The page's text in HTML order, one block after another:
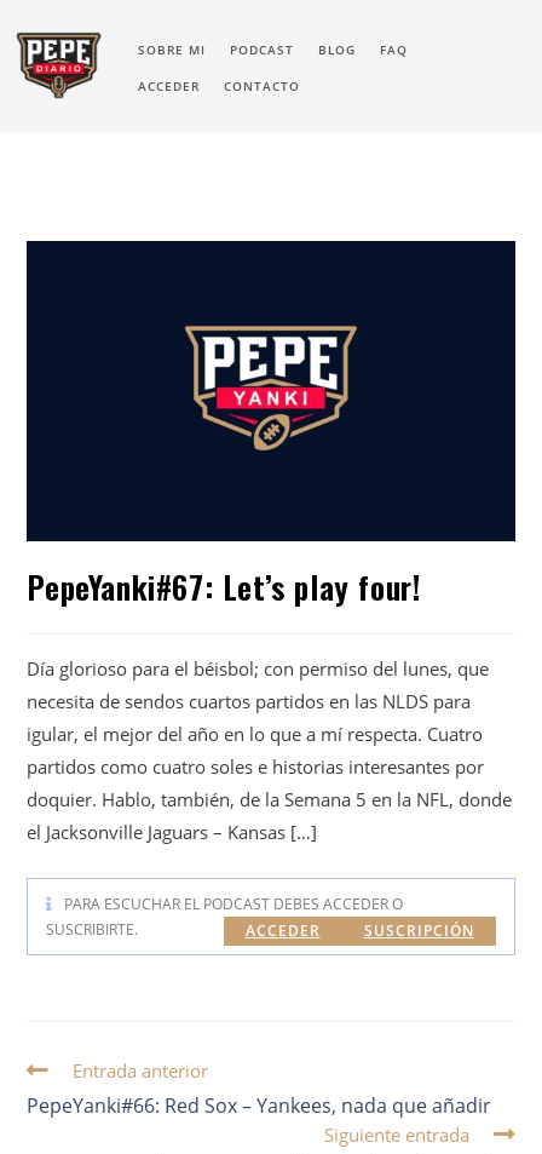
SOBRE MI PODCAST BLOG FAQ
ACCEDER CONTACTO
PepeYanki#67: Let’s play four!
Día glorioso para el béisbol; con permiso del lunes, que
necesita de sendos cuartos partidos en las NLDS para
igular, el mejor del año en lo que a mí respecta. Cuatro
partidos como cuatro soles e historias interesantes por
doquier. Hablo, también, de la Semana 5 en la NFL, donde
el Jacksonville Jaguars – Kansas […]
PARA ESCUCHAR EL PODCAST DEBES ACCEDER O
SUSCRIBIRTE.
SUSCRIPCIÓN
ACCEDER
Entrada anterior
PepeYanki#66: Red Sox – Yankees, nada que añadir
Siguiente entrada